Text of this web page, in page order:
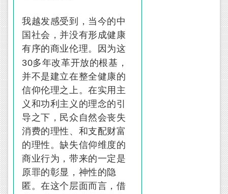
我越发感受到，当今的中
国社会，并没有形成健康
有序的商业伦理。因为这
30多年改革开放的根基，
并不是建立在整全健康的
信仰伦理之上。在实用主
义和功利主义的理念的引
导之下，民众自然会丧失
消费的理性、和支配财富
的理性。缺失信仰维度的
商业行为，带来的一定是
原罪的彰显，神性的隐
匿。在这个层面而言，借